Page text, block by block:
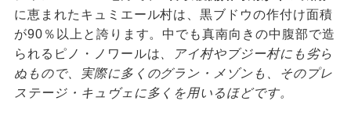
に恵まれたキュミエール村は、黒ブドウの作付け面積
が90％以上と誇ります。中でも真南向きの中腹部で造
られるピノ・ノワールは、アイ村やブジー村にも劣ら
ぬもので、実際に多くのグラン・メゾンも、そのプレ
ステージ・キュヴェに多くを用いるほどです。